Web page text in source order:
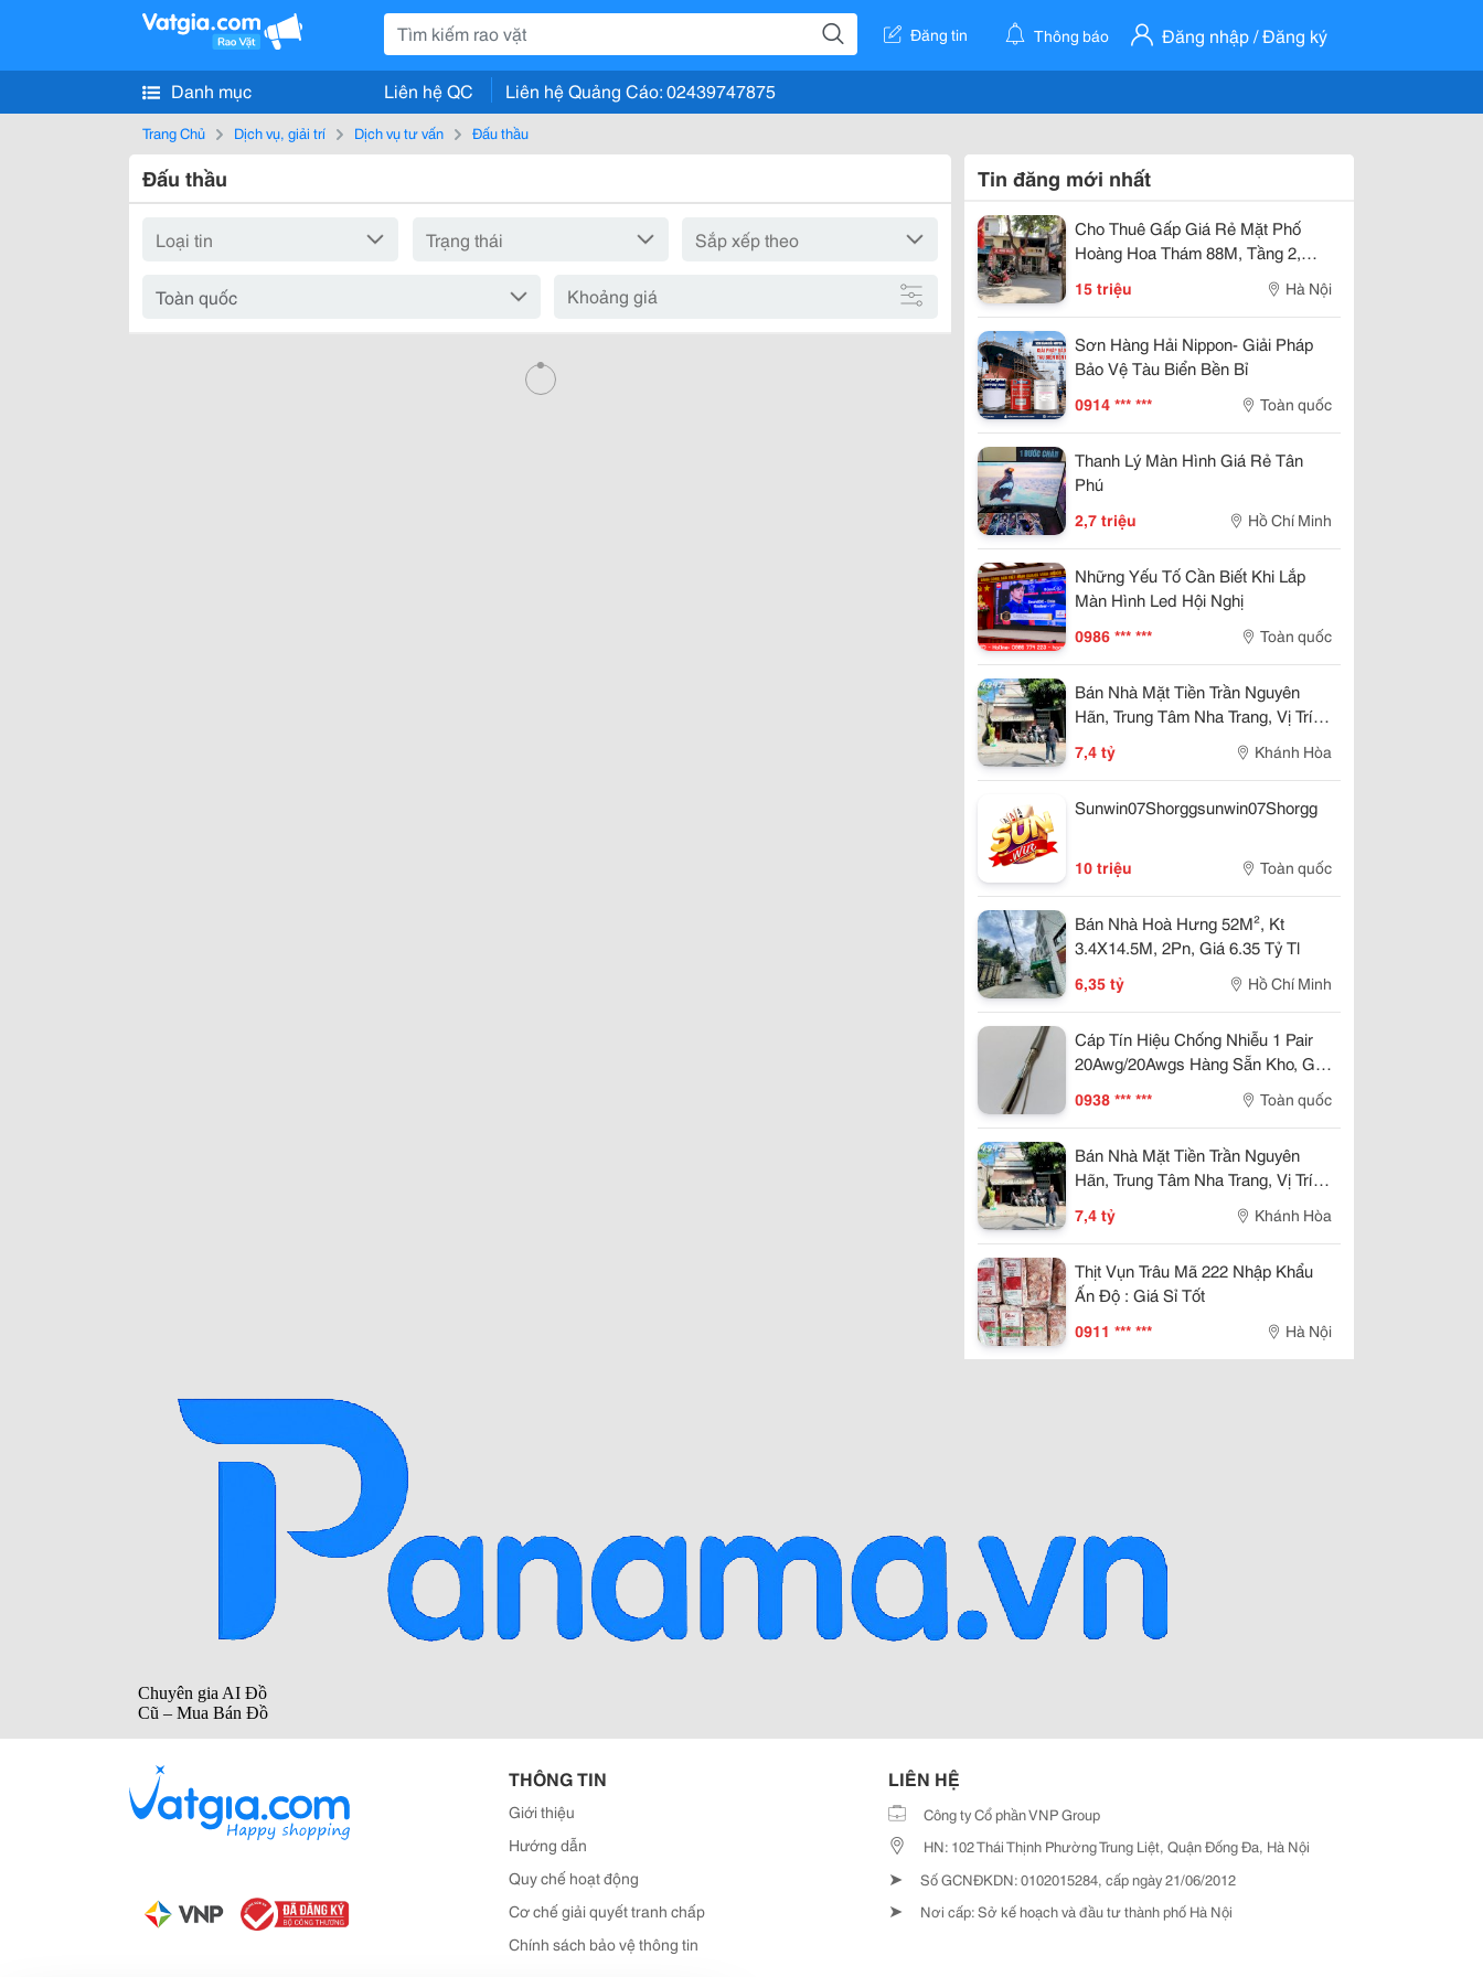
Đăng tin Thông báo Đăng nhập / Đăng ký
Danh mục Liên hệ QC Liên hệ Quảng Cáo: 02439747875
Trang Chủ Dịch vụ, giải trí Dịch vụ tư vấn Đấu thầu
Đấu thầu
Khoảng giá
Tin đăng mới nhất
Cho Thuê Gấp Giá Rẻ Mặt Phố
Hoàng Hoa Thám 88M, Tầng 2,
Mặt Tiền 4.2M, 15 Tr/Th Ba Đình.
15 triệu Hà Nội
Sơn Hàng Hải Nippon- Giải Pháp
Bảo Vệ Tàu Biển Bền Bỉ
0914 *** *** Toàn quốc
Thanh Lý Màn Hình Giá Rẻ Tân
Phú
2,7 triệu Hồ Chí Minh
Những Yếu Tố Cần Biết Khi Lắp
Màn Hình Led Hội Nghị
0986 *** *** Toàn quốc
Bán Nhà Mặt Tiền Trần Nguyên
Hãn, Trung Tâm Nha Trang, Vị Trí
Kinh Doanh Đẹp, Giá 7,4 Tỷ
7,4 tỷ Khánh Hòa
Sunwin07Shorggsunwin07Shorgg
10 triệu Toàn quốc
Bán Nhà Hoà Hưng 52M², Kt
3.4X14.5M, 2Pn, Giá 6.35 Tỷ Tl
6,35 tỷ Hồ Chí Minh
Cáp Tín Hiệu Chống Nhiễu 1 Pair
20Awg/20Awgs Hàng Sẵn Kho, Giá
0938 *** *** Toàn quốc
Bán Nhà Mặt Tiền Trần Nguyên
Hãn, Trung Tâm Nha Trang, Vị Trí
Kinh Doanh Đẹp, Giá 7,4 Tỷ
7,4 tỷ Khánh Hòa
Thịt Vụn Trâu Mã 222 Nhập Khẩu
Ấn Độ : Giá Sỉ Tốt
0911 *** *** Hà Nội
THÔNG TIN
Giới thiệu
Hướng dẫn
Quy chế hoạt động
Cơ chế giải quyết tranh chấp
Chính sách bảo vệ thông tin
LIÊN HỆ
Công ty Cổ phần VNP Group
HN: 102 Thái Thịnh Phường Trung Liệt, Quận Đống Đa, Hà Nội
➤ Số GCNĐKDN: 0102015284, cấp ngày 21/06/2012
➤ Nơi cấp: Sở kế hoạch và đầu tư thành phố Hà Nội